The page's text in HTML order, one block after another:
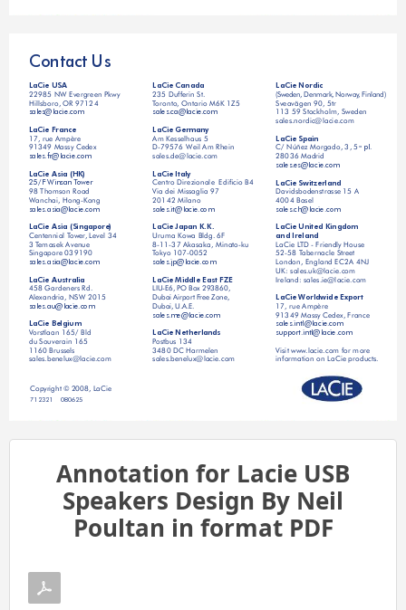
Contact Us
LaCie USA LaCie Canada LaCie Nordic
22985 NW Evergreen Pkwy 235 Dufferin St. (Sweden, Denmark, Norway, Finland)
Hillsboro, OR 97124
Toronto, Ontario M6K 1Z5 Sveavägen 90, 5tr
sales@lacie.com sales.ca@lacie.com 113 59 Stockholm, Sweden
sales.nordic@lacie.com
LaCie France
LaCie Germany
17, rue Ampère
Am Kesselhaus 5 LaCie Spain
a
91349 Massy Cedex D-79576 Weil Am Rhein C/ Núñez Morgado, 3, 5 pl.
sales.fr@lacie.com sales.de@lacie.com 28036 Madrid
sales.es@lacie.com
LaCie Asia (HK)
LaCie Italy
25/F Winsan Tower Centro Direzionale  Edicio B4 LaCie Switzerland
98 Thomson Road Via dei Missaglia 97
Davidsbodenstrasse 15 A
Wanchai, Hong-Kong 20142 Milano
4004 Basel
sales.asia@lacie.com
sales.it@lacie.com sales.ch@lacie.com
LaCie Asia (Singapore) LaCie Japan K.K.
LaCie United Kingdom
Centennial Tower, Level 34 Uruma Kowa Bldg. 6F
and Ireland
3 Temasek Avenue 8-11-37 Akasaka, Minato-ku LaCie LTD - Friendly House
Singapore 039190
Tokyo 107-0052 52-58 Tabernacle Street
sales.asia@lacie.com
sales.jp@lacie.com London, England EC2A 4NJ
UK: sales.uk@lacie.com
LaCie Australia
LaCie Middle East FZE Ireland: sales.ie@lacie.com
458 Gardeners Rd.
LIU-E6, PO Box 293860,
Alexandria, NSW 2015
Dubai Airport Free Zone, LaCie Worldwide Export
sales.au@lacie.com
Dubai, U.A.E. 17, rue Ampère
sales.me@lacie.com
91349 Massy Cedex, France
LaCie Belgium
sales.intl@lacie.com
Vorstlaan 165/ Bld LaCie Netherlands
support.intl@lacie.com
du Souverain 165
Postbus 134
1160 Brussels
3480 DC Harmelen Visit www.lacie.com for more
sales.benelux@lacie.com
sales.benelux@lacie.com information on LaCie products.
Copyright © 2008, LaCie
712321    080625
Annotation for Lacie USB
Speakers Design By Neil
Poultan in format PDF